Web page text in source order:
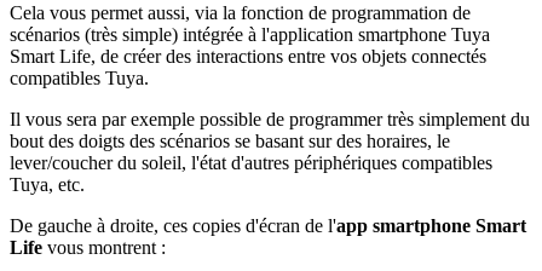
Cela vous permet aussi, via la fonction de programmation de
scénarios (très simple) intégrée à l'application smartphone Tuya
Smart Life, de créer des interactions entre vos objets connectés
compatibles Tuya.
Il vous sera par exemple possible de programmer très simplement du
bout des doigts des scénarios se basant sur des horaires, le
lever/coucher du soleil, l'état d'autres périphériques compatibles
Tuya, etc.
De gauche à droite, ces copies d'écran de l'app smartphone Smart
Life vous montrent :